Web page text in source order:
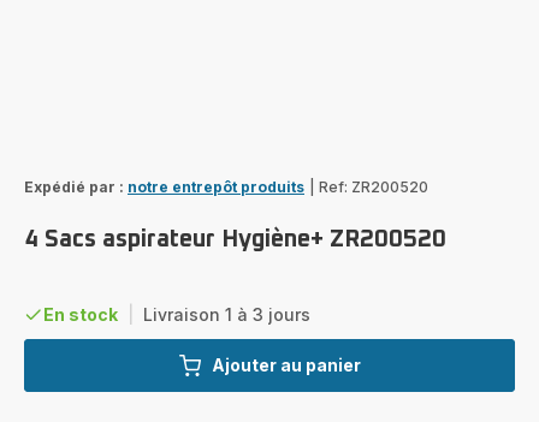
Expédié par : notre entrepôt produits Ref: ZR200520
4 Sacs aspirateur Hygiène+ ZR200520
En stock Livraison 1 à 3 jours
Ajouter au panier